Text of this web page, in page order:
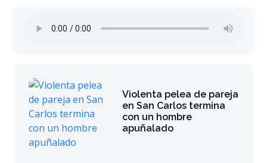
Violenta pelea de pareja
en San Carlos termina
con un hombre
apuñalado